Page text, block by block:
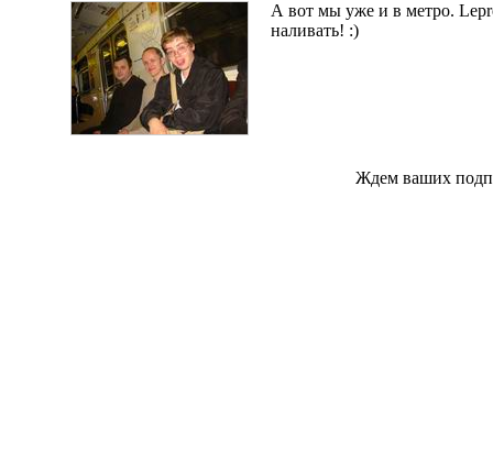
А вот мы уже и в метро.
наливать! :)
Ждем ваших